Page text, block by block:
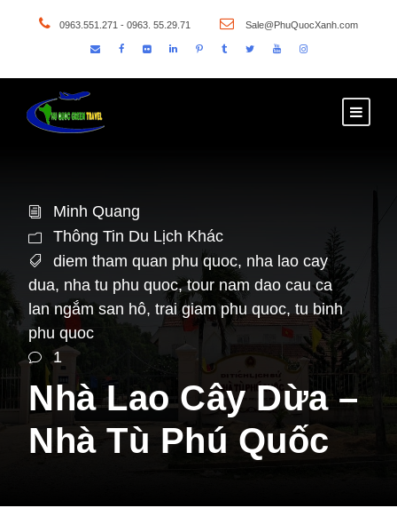
0963.551.271 - 0963. 55.29.71 Sale@PhuQuocXanh.com
Minh Quang
Thông Tin Du Lịch Khác
diem tham quan phu quoc, nha lao cay
dua, nha tu phu quoc, tour nam dao cau ca
lan ngắm san hô, trai giam phu quoc, tu binh
phu quoc
1
Nhà Lao Cây Dừa –
Nhà Tù Phú Quốc